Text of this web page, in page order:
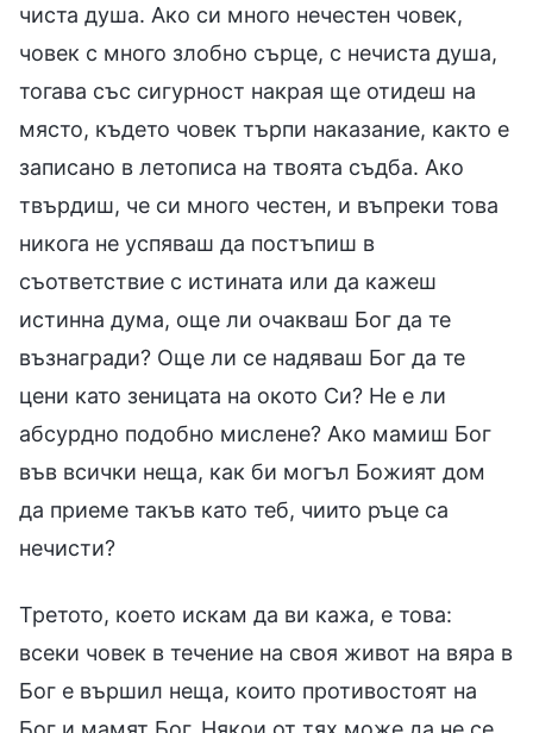
чиста душа. Ако си много нечестен човек,
човек с много злобно сърце, с нечиста душа,
тогава със сигурност накрая ще отидеш на
място, където човек търпи наказание, както е
записано в летописа на твоята съдба. Ако
твърдиш, че си много честен, и въпреки това
никога не успяваш да постъпиш в
съответствие с истината или да кажеш
истинна дума, още ли очакваш Бог да те
възнагради? Още ли се надяваш Бог да те
цени като зеницата на окото Си? Не е ли
абсурдно подобно мислене? Ако мамиш Бог
във всички неща, как би могъл Божият дом
да приеме такъв като теб, чиито ръце са
нечисти?
Третото, което искам да ви кажа, е това:
всеки човек в течение на своя живот на вяра в
Бог е вършил неща, които противостоят на